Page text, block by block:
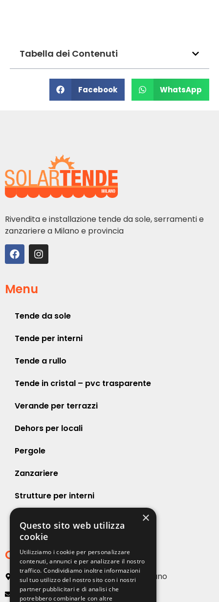
Tabella dei Contenuti
Facebook WhatsApp
Rivendita e installazione tende da sole, serramenti e
zanzariere a Milano e provincia
Menu
Tende da sole
Tende per interni
Tende a rullo
Tende in cristal – pvc trasparente
Verande per terrazzi
Dehors per locali
Pergole
Zanzariere
Strutture per interni
Contatti
Via Emilia, 13 20090 Buccinasco – Milano
info@solartendemilano.it
×
Questo sito web utilizza
cookie
Utilizziamo i cookie per personalizzare
contenuti, annunci e per analizzare il nostro
traffico. Condividiamo inoltre informazioni
sul tuo utilizzo del nostro sito con i nostri
partner pubblicitari e di analisi che
potrebbero combinarle con altre